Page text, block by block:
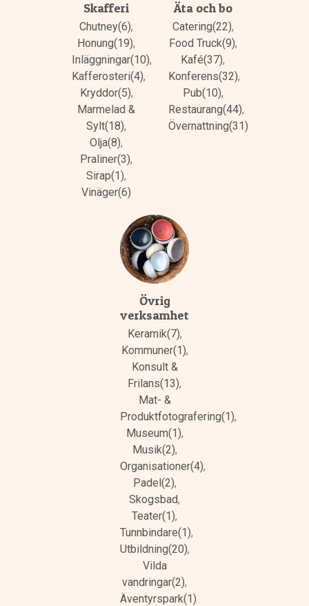
Skafferi
Chutney(6),
Honung(19),
Inläggningar(10),
Kafferosteri(4),
Kryddor(5),
Marmelad &
Sylt(18),
Olja(8),
Praliner(3),
Sirap(1),
Vinäger(6)
Äta och bo
Catering(22),
Food Truck(9),
Kafé(37),
Konferens(32),
Pub(10),
Restaurang(44),
Övernattning(31)
Övrig
verksamhet
Keramik(7),
Kommuner(1),
Konsult &
Frilans(13),
Mat- &
Produktfotografering(1),
Museum(1),
Musik(2),
Organisationer(4),
Padel(2),
Skogsbad,
Teater(1),
Tunnbindare(1),
Utbildning(20),
Vilda
vandringar(2),
Äventyrspark(1)